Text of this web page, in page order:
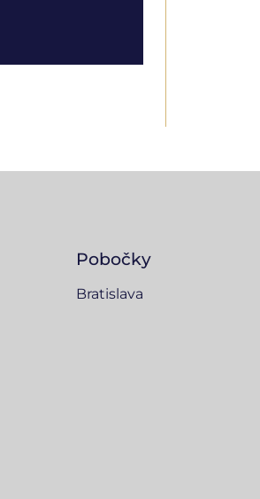
Pobočky
Bratislava